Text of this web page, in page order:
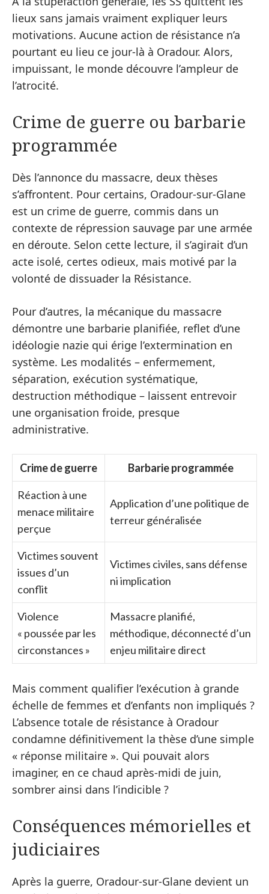
lieux sans jamais vraiment expliquer leurs
motivations. Aucune action de résistance n’a
pourtant eu lieu ce jour-là à Oradour. Alors,
impuissant, le monde découvre l’ampleur de
l’atrocité.
Crime de guerre ou barbarie
programmée
Dès l’annonce du massacre, deux thèses
s’affrontent. Pour certains, Oradour-sur-Glane
est un crime de guerre, commis dans un
contexte de répression sauvage par une armée
en déroute. Selon cette lecture, il s’agirait d’un
acte isolé, certes odieux, mais motivé par la
volonté de dissuader la Résistance.
Pour d’autres, la mécanique du massacre
démontre une barbarie planifiée, reflet d’une
idéologie nazie qui érige l’extermination en
système. Les modalités – enfermement,
séparation, exécution systématique,
destruction méthodique – laissent entrevoir
une organisation froide, presque
administrative.
Crime de guerre Barbarie programmée
Réaction à une
menace militaire
perçue
Application d’une politique de
terreur généralisée
Victimes souvent
issues d’un
conflit
Victimes civiles, sans défense
ni implication
Violence
« poussée par les
circonstances »
Massacre planifié,
méthodique, déconnecté d’un
enjeu militaire direct
Mais comment qualifier l’exécution à grande
échelle de femmes et d’enfants non impliqués ?
L’absence totale de résistance à Oradour
condamne définitivement la thèse d’une simple
« réponse militaire ». Qui pouvait alors
imaginer, en ce chaud après-midi de juin,
sombrer ainsi dans l’indicible ?
Conséquences mémorielles et
judiciaires
Après la guerre, Oradour-sur-Glane devient un